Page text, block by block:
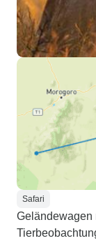
Safari
Geländewagen